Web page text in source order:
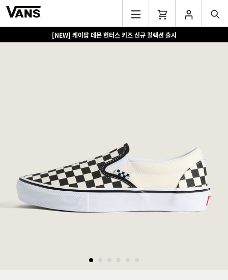
[NEW] 케이팝 데몬 헌터스 키즈 신규 컬렉션 출시
[EVENT] 15만원 이상 구매 시 쿨러백 증정